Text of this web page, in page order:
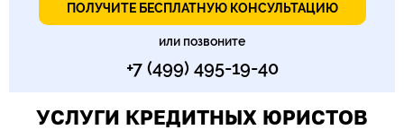
ПОЛУЧИТЕ БЕСПЛАТНУЮ КОНСУЛЬТАЦИЮ
или позвоните
+7 (499) 495-19-40
УСЛУГИ КРЕДИТНЫХ ЮРИСТОВ